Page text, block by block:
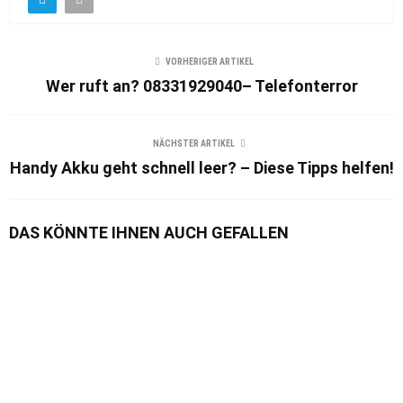
VORHERIGER ARTIKEL
Wer ruft an? 08331929040– Telefonterror
NÄCHSTER ARTIKEL
Handy Akku geht schnell leer? – Diese Tipps helfen!
DAS KÖNNTE IHNEN AUCH GEFALLEN